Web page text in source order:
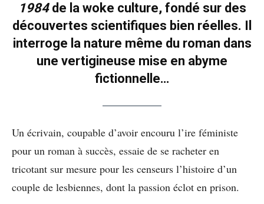
1984 de la woke culture, fondé sur des
découvertes scientifiques bien réelles. Il
interroge la nature même du roman dans
une vertigineuse mise en abyme
fictionnelle…
Un écrivain, coupable d’avoir encouru l’ire féministe
pour un roman à succès, essaie de se racheter en
tricotant sur mesure pour les censeurs l’histoire d’un
couple de lesbiennes, dont la passion éclot en prison.